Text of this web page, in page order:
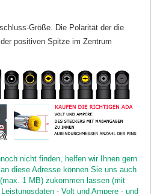
Größe. Die Polarität der die
positiven Spitze im Zentrum
nicht finden, helfen wir Ihnen gern
diese Adresse können Sie uns auch
1 MB) zukommen lassen (mit
- Volt und Ampere - und